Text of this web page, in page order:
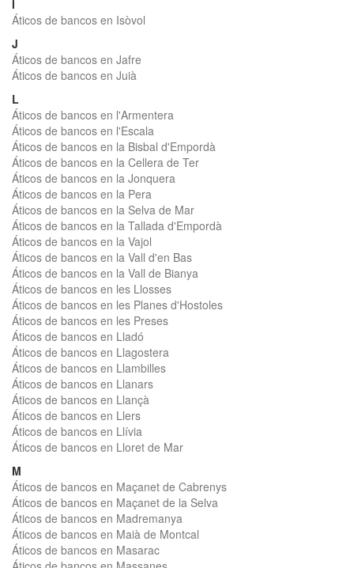
I
Áticos de bancos en Isòvol
J
Áticos de bancos en Jafre
Áticos de bancos en Juià
L
Áticos de bancos en l'Armentera
Áticos de bancos en l'Escala
Áticos de bancos en la Bisbal d'Empordà
Áticos de bancos en la Cellera de Ter
Áticos de bancos en la Jonquera
Áticos de bancos en la Pera
Áticos de bancos en la Selva de Mar
Áticos de bancos en la Tallada d'Empordà
Áticos de bancos en la Vajol
Áticos de bancos en la Vall d'en Bas
Áticos de bancos en la Vall de Bianya
Áticos de bancos en les Llosses
Áticos de bancos en les Planes d'Hostoles
Áticos de bancos en les Preses
Áticos de bancos en Lladó
Áticos de bancos en Llagostera
Áticos de bancos en Llambilles
Áticos de bancos en Llanars
Áticos de bancos en Llançà
Áticos de bancos en Llers
Áticos de bancos en Llívia
Áticos de bancos en Lloret de Mar
M
Áticos de bancos en Maçanet de Cabrenys
Áticos de bancos en Maçanet de la Selva
Áticos de bancos en Madremanya
Áticos de bancos en Maià de Montcal
Áticos de bancos en Masarac